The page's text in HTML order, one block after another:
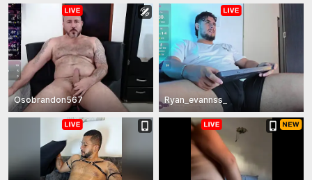
Osobrandon567 Ryan_evannss_